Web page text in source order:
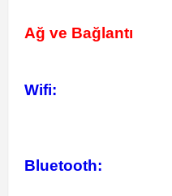
Ağ ve Bağlantı
Wifi:
Bluetooth: